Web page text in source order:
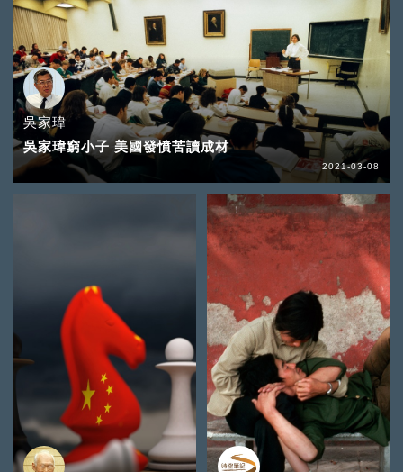
吳家瑋
吳家瑋窮小子 美國發憤苦讀成材
2021-03-08